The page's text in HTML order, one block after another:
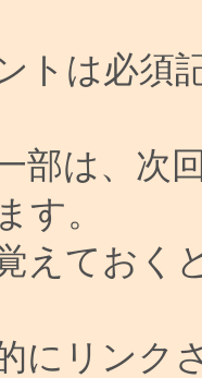
トは必須
部は、次
す。
えておく
にリンク